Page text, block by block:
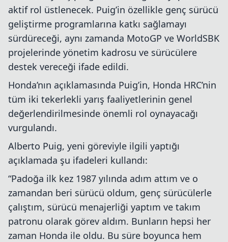
aktif rol üstlenecek. Puig’in özellikle genç sürücü
geliştirme programlarına katkı sağlamayı
sürdüreceği, aynı zamanda MotoGP ve WorldSBK
projelerinde yönetim kadrosu ve sürücülere
destek vereceği ifade edildi.
Honda’nın açıklamasında Puig’in, Honda HRC’nin
tüm iki tekerlekli yarış faaliyetlerinin genel
değerlendirilmesinde önemli rol oynayacağı
vurgulandı.
Alberto Puig, yeni göreviyle ilgili yaptığı
açıklamada şu ifadeleri kullandı:
“Padoğa ilk kez 1987 yılında adım attım ve o
zamandan beri sürücü oldum, genç sürücülerle
çalıştım, sürücü menajerliği yaptım ve takım
patronu olarak görev aldım. Bunların hepsi her
zaman Honda ile oldu. Bu süre boyunca hem